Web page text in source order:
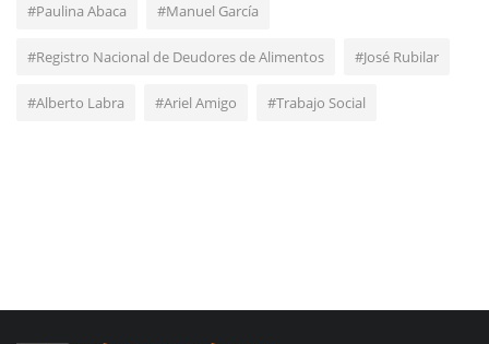
#Paulina Abaca #Manuel García
#Registro Nacional de Deudores de Alimentos #José Rubilar
#Alberto Labra #Ariel Amigo #Trabajo Social